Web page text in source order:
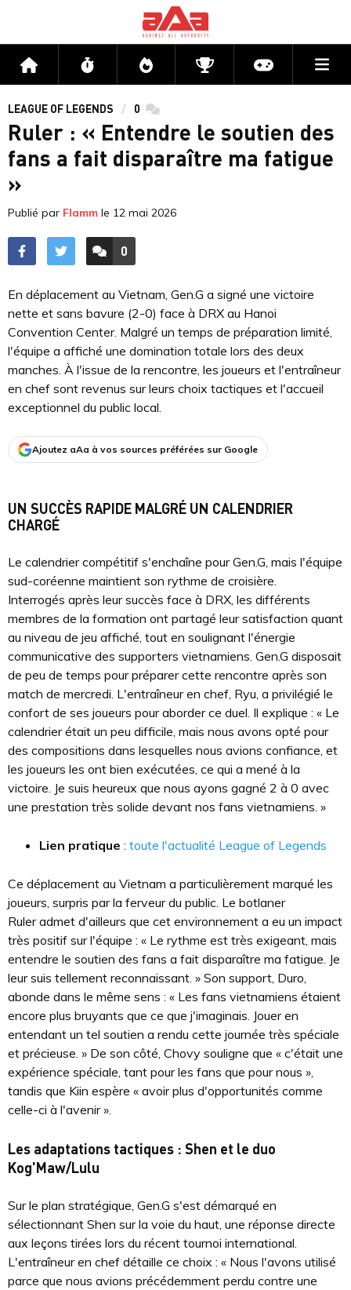
Accueil Flux Directs CompétitionsActu jeux
LEAGUE OF LEGENDS 0 commentaires
Ruler : « Entendre le soutien des
fans a fait disparaître ma fatigue
»
Publié par Flamm le 12 mai 2026
ACCÉDER AUX
0
COMMENTAIRES
En déplacement au Vietnam, Gen.G a signé une victoire
nette et sans bavure (2-0) face à DRX au Hanoi
Convention Center. Malgré un temps de préparation limité,
l'équipe a affiché une domination totale lors des deux
manches. À l'issue de la rencontre, les joueurs et l'entraîneur
en chef sont revenus sur leurs choix tactiques et l'accueil
exceptionnel du public local.
Ajoutez aAa à vos sources préférées sur Google
UN SUCCÈS RAPIDE MALGRÉ UN CALENDRIER
CHARGÉ
Le calendrier compétitif s'enchaîne pour Gen.G, mais l'équipe
sud-coréenne maintient son rythme de croisière.
Interrogés après leur succès face à DRX, les différents
membres de la formation ont partagé leur satisfaction quant
au niveau de jeu affiché, tout en soulignant l'énergie
communicative des supporters vietnamiens. Gen.G disposait
de peu de temps pour préparer cette rencontre après son
match de mercredi. L'entraîneur en chef, Ryu, a privilégié le
confort de ses joueurs pour aborder ce duel. Il explique : « Le
calendrier était un peu difficile, mais nous avons opté pour
des compositions dans lesquelles nous avions confiance, et
les joueurs les ont bien exécutées, ce qui a mené à la
victoire. Je suis heureux que nous ayons gagné 2 à 0 avec
une prestation très solide devant nos fans vietnamiens. »
Lien pratique : toute l'actualité League of Legends
Ce déplacement au Vietnam a particulièrement marqué les
joueurs, surpris par la ferveur du public. Le botlaner
Ruler admet d'ailleurs que cet environnement a eu un impact
très positif sur l'équipe : « Le rythme est très exigeant, mais
entendre le soutien des fans a fait disparaître ma fatigue. Je
leur suis tellement reconnaissant. » Son support, Duro,
abonde dans le même sens : « Les fans vietnamiens étaient
encore plus bruyants que ce que j'imaginais. Jouer en
entendant un tel soutien a rendu cette journée très spéciale
et précieuse. » De son côté, Chovy souligne que « c'était une
expérience spéciale, tant pour les fans que pour nous »,
tandis que Kiin espère « avoir plus d'opportunités comme
celle-ci à l'avenir ».
Les adaptations tactiques : Shen et le duo
Kog'Maw/Lulu
Sur le plan stratégique, Gen.G s'est démarqué en
sélectionnant Shen sur la voie du haut, une réponse directe
aux leçons tirées lors du récent tournoi international.
L'entraîneur en chef détaille ce choix : « Nous l'avons utilisé
parce que nous avions précédemment perdu contre une